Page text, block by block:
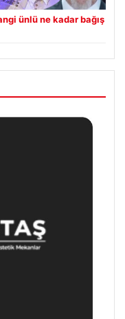
ünlü ne kadar bağış